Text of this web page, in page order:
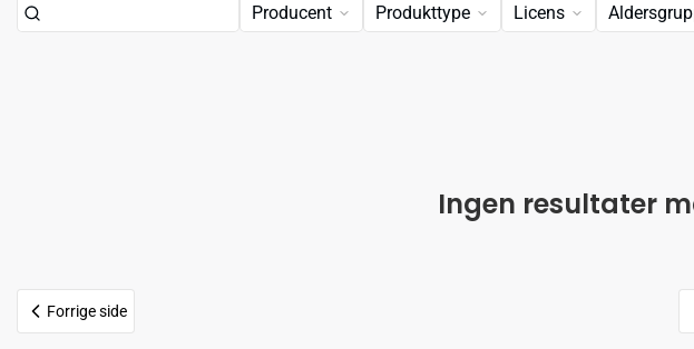
Producent Produkttype Licens
Ingen resultater
Forrige side